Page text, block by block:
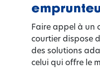
Faire appel à un
courtier dispose
des solutions
celui qui offre le